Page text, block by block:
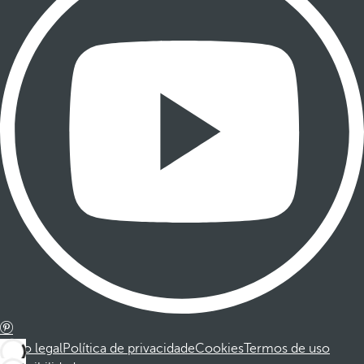
Aviso legalPolítica de privacidadeCookiesTermos de uso